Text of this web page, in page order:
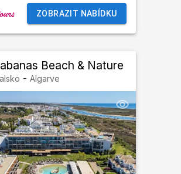
ZOBRAZIT NABÍDKU
Beach & Nature
- Algarve